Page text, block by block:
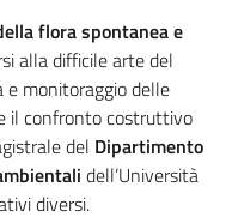
flora spontanea e
alla difficile arte del
monitoraggio delle
il confronto costruttivo
del Dipartimento
dell’Università
diversi.